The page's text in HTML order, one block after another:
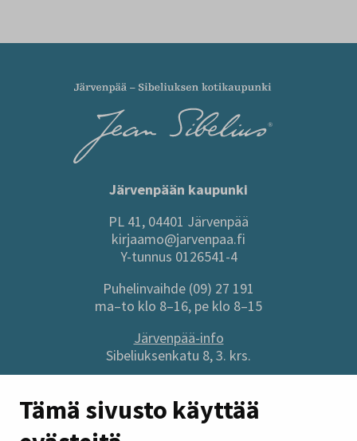
Tämä sivusto käyttää
Järvenpään kaupunki
PL 41, 04401 Järvenpää
kirjaamo@jarvenpaa.fi
Y-tunnus 0126541-4
Puhelinvaihde (09) 27 191
ma–to klo 8–16, pe klo 8–15
Järvenpää-info
Sibeliuksenkatu 8, 3. krs.
Sivuston pikalinkit
Anna palautetta